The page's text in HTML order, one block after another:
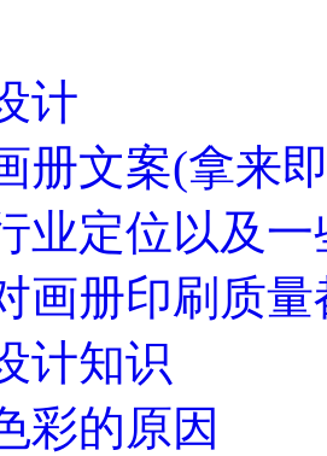
计
册文案(拿来
业定位以及
画册印刷质
计知识
彩的原因